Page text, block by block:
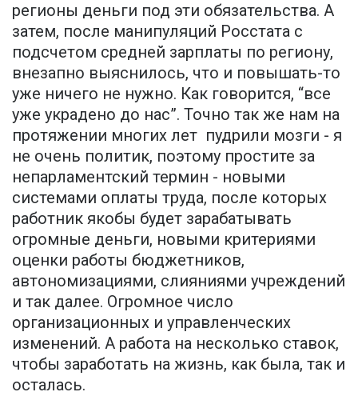
регионы деньги под эти обязательства. А
затем, после манипуляций Росстата с
подсчетом средней зарплаты по региону,
внезапно выяснилось, что и повышать-то
уже ничего не нужно. Как говорится, “все
уже украдено до нас”. Точно так же нам на
протяжении многих лет пудрили мозги - я
не очень политик, поэтому простите за
непарламентский термин - новыми
системами оплаты труда, после которых
работник якобы будет зарабатывать
огромные деньги, новыми критериями
оценки работы бюджетников,
автономизациями, слияниями учреждений
и так далее. Огромное число
организационных и управленческих
изменений. А работа на несколько ставок,
чтобы заработать на жизнь, как была, так и
осталась.